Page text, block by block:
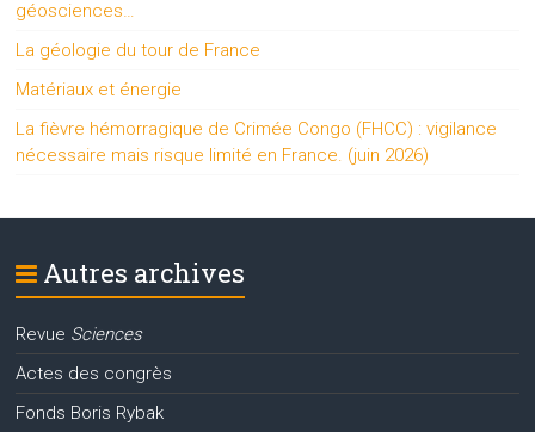
géosciences…
La géologie du tour de France
Matériaux et énergie
La fièvre hémorragique de Crimée Congo (FHCC) : vigilance
nécessaire mais risque limité en France. (juin 2026)
Autres archives
Revue Sciences
Actes des congrès
Fonds Boris Rybak